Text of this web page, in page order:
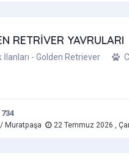
RETRİVER YAVRULARI
İlanları - Golden Retriever
734
Muratpaşa 22 Temmuz 2026 ,